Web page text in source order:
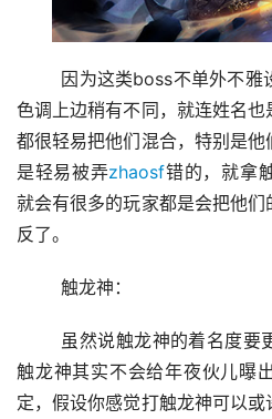
色调上边稍有不同，就连姓名
都很轻易把他们混合，特别是
是轻易被弄zhaosf错的，就拿
就会有很多的玩家都是会把他
反了。
	触龙神：
触龙神其实不会给年夜伙儿曝
定，假设你感觉打触龙神可以